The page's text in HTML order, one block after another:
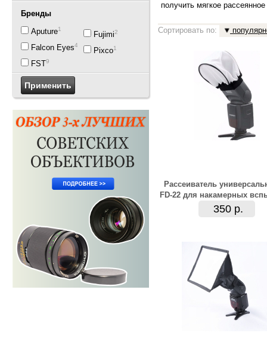
Бренды
Aputure1
Falcon Eyes4
FST9
Fujimi2
Pixco1
получить мягкое
Сортировать по:
Рассеиватель
FD-22 для накамерных
350 р.